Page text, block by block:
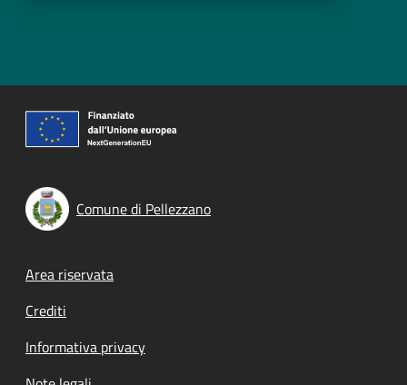
Comune di Pellezzano
Footer menu
Area riservata
Crediti
Informativa privacy